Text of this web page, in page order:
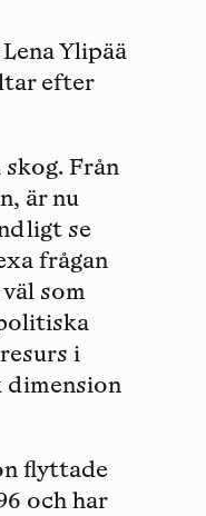
Ylipää
efter
Från
är nu
se
frågan
som
i
dimension
flyttade
och har